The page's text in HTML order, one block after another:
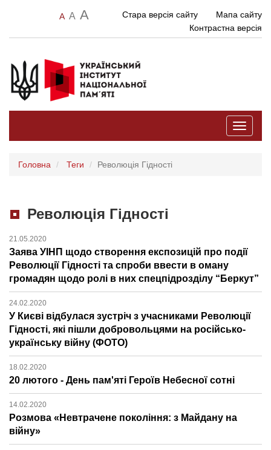
A A A Стара версія сайту
Мапа сайту
Контрастна версія
Toggle
Головна Теги Революція Гідності
Революція Гідності
21.05.2020
Заява УІНП щодо створення експозицій про події
Революції Гідності та спроби ввести в оману
громадян щодо ролі в них спецпідрозділу “Беркут”
24.02.2020
У Києві відбулася зустріч з учасниками Революції
Гідності, які пішли добровольцями на російсько-
українську війну (ФОТО)
18.02.2020
20 лютого - День пам'яті Героїв Небесної сотні
14.02.2020
Розмова «Невтрачене покоління: з Майдану на
війну»